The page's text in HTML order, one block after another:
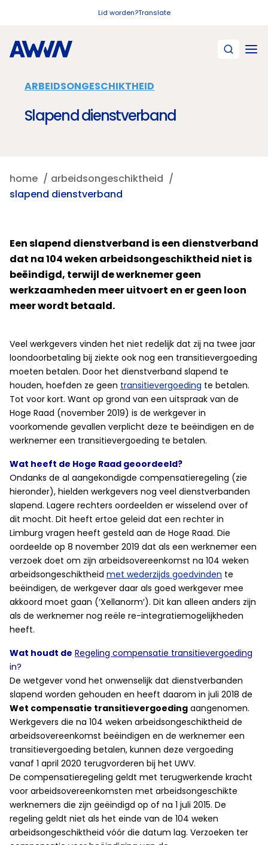
Lid worden?Translate
ARBEIDSONGESCHIKTHEID
Slapend dienstverband
home
arbeidsongeschiktheid
slapend dienstverband
Een slapend dienstverband is een dienstverband
dat na 104 weken arbeidsongeschiktheid niet is
beëindigd, terwijl de werknemer geen
werkzaamheden meer uitvoert en er geen loon
meer wordt betaald.
Veel werkgevers vinden het niet redelijk dat zij na twee jaar
loondoorbetaling bij ziekte ook nog een transitievergoeding
moeten betalen. Door het dienstverband slapend te
houden, hoefden ze geen transitievergoeding te betalen.
Tot voor kort. Want op grond van een uitspraak van de
Hoge Raad (november 2019) is de werkgever in
voorkomende gevallen verplicht deze te beëindigen en de
werknemer een transitievergoeding te betalen.
Wat heeft de Hoge Raad geoordeeld?
Ondanks de al aangekondigde compensatieregeling (zie
hieronder), hielden werkgevers nog veel dienstverbanden
slapend. Lagere rechters oordeelden er wisselend over of
dit mocht. Dit heeft ertoe geleid dat een rechter in
Limburg vragen heeft gesteld aan de Hoge Raad. Die
oordeelde op 8 november 2019 dat als een werknemer een
verzoek doet om zijn arbeidsovereenkomst na 104 weken
arbeidsongeschiktheid met wederzijds goedvinden te
beëindigen, de werkgever daar als goed werkgever mee
akkoord moet gaan (′Xellanorm′). Dit kan alleen anders zijn
als de werknemer nog reële re-integratiemogelijkheden
heeft.
Wat houdt de Regeling compensatie transitievergoeding
in?
De wetgever vond het onwenselijk dat dienstverbanden
slapend worden gehouden en heeft daarom in juli 2018 de
Wet compensatie transitievergoeding aangenomen.
Werkgevers die na 104 weken arbeidsongeschiktheid de
arbeidsovereenkomst beëindigen en de werknemer een
transitievergoeding betalen, kunnen deze vergoeding
vanaf 1 april 2020 terugvorderen bij het UWV.
De compensatieregeling geldt met terugwerkende kracht
voor arbeidsovereenkomsten met arbeidsongeschikte
werknemers die zijn geëindigd op of na 1 juli 2015. De
regeling geldt niet als het einde van de 104 weken
arbeidsongeschiktheid vóór die datum lag. Verzoeken ter